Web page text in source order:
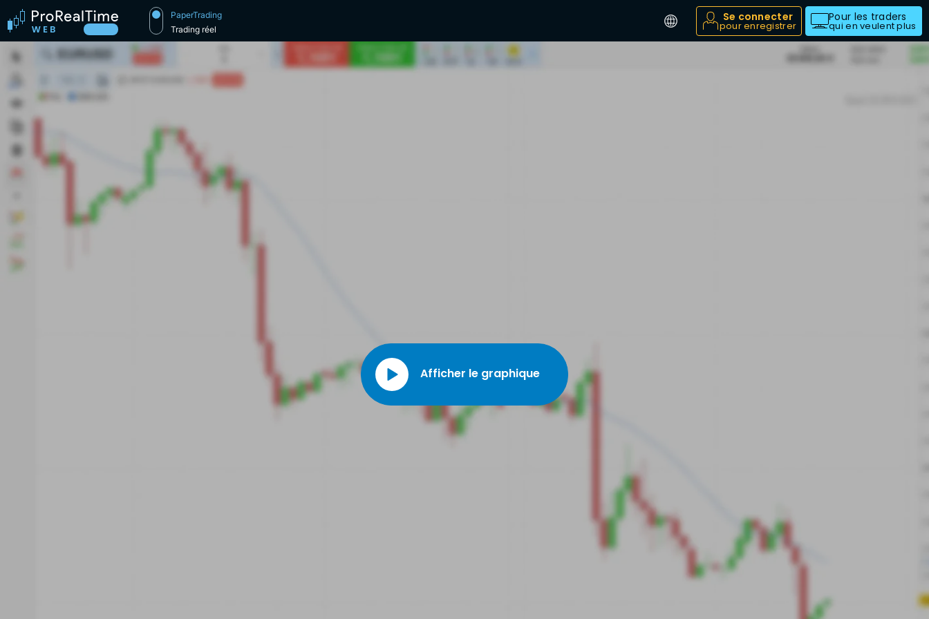
PaperTrading
Trading réel
Se connecter
pour enregistrer
Pour les traders
qui en veulent plus
Afficher le graphique